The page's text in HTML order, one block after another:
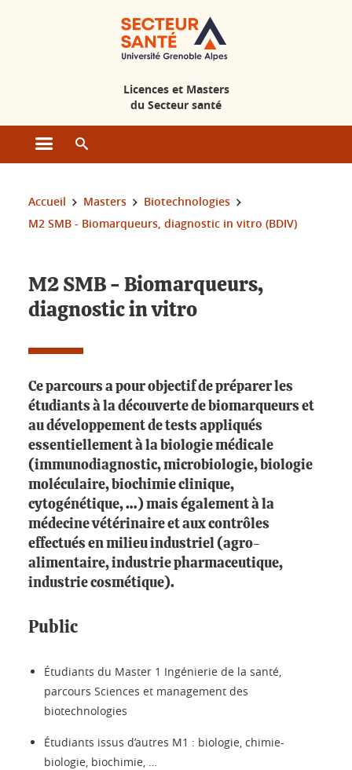
Licences et Masters
du Secteur santé
Ouvrir le menu principal
Vous êtes ici :
Accueil Masters
Biotechnologies
M2 SMB - Biomarqueurs, diagnostic in vitro (BDIV)
M2 SMB - Biomarqueurs,
diagnostic in vitro
Ce parcours a pour objectif de préparer les
étudiants à la découverte de biomarqueurs et
au développement de tests appliqués
essentiellement à la biologie médicale
(immunodiagnostic, microbiologie, biologie
moléculaire, biochimie clinique,
cytogénétique, …) mais également à la
médecine vétérinaire et aux contrôles
effectués en milieu industriel (agro-
alimentaire, industrie pharmaceutique,
industrie cosmétique).
Public
Étudiants du Master 1 Ingénierie de la santé,
parcours Sciences et management des
biotechnologies
Étudiants issus d’autres M1 : biologie, chimie-
biologie, biochimie, …